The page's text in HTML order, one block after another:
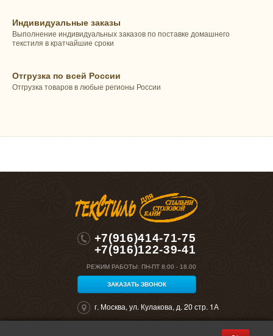
Индивидуальные заказы
Выполнение индивидуальных заказов по поставке домашнего
текстиля в кратчайшие сроки
Отгрузка по всей России
Отгрузка товаров в любые регионы России
+7(916)414-71-75
+7(916)122-39-41
РЕЖИМ РАБОТЫ: ПН-ПТ 8:00 - 18.00
ЗАКАЗАТЬ ЗВОНОК
г. Москва, ул. Кулакова, д. 20 стр. 1А